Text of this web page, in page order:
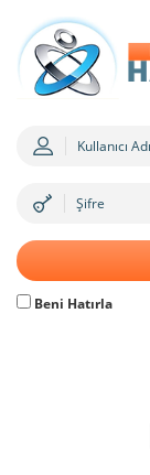
Beni Hatırla